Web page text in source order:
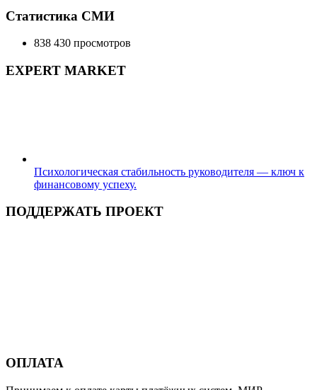
Статистика СМИ
838 430 просмотров
EXPERT MARKET
Психологическая стабильность руководителя — ключ к
финансовому успеху.
ПОДДЕРЖАТЬ ПРОЕКТ
ОПЛАТА